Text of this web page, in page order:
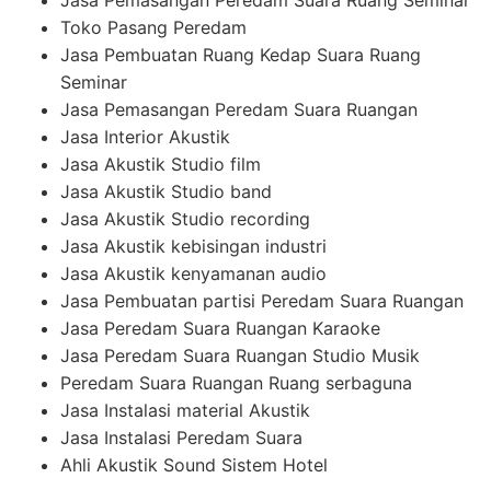
Toko Pasang Peredam
Jasa Pembuatan Ruang Kedap Suara Ruang
Seminar
Jasa Pemasangan Peredam Suara Ruangan
Jasa Interior Akustik
Jasa Akustik Studio film
Jasa Akustik Studio band
Jasa Akustik Studio recording
Jasa Akustik kebisingan industri
Jasa Akustik kenyamanan audio
Jasa Pembuatan partisi Peredam Suara Ruangan
Jasa Peredam Suara Ruangan Karaoke
Jasa Peredam Suara Ruangan Studio Musik
Peredam Suara Ruangan Ruang serbaguna
Jasa Instalasi material Akustik
Jasa Instalasi Peredam Suara
Ahli Akustik Sound Sistem Hotel